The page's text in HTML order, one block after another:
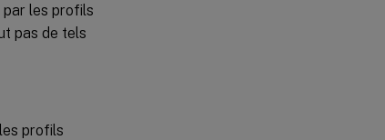
les profils
pas de tels
profils